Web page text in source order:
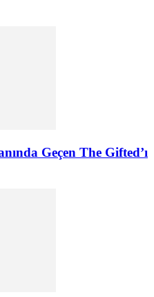
Geçen The Gifted’ı